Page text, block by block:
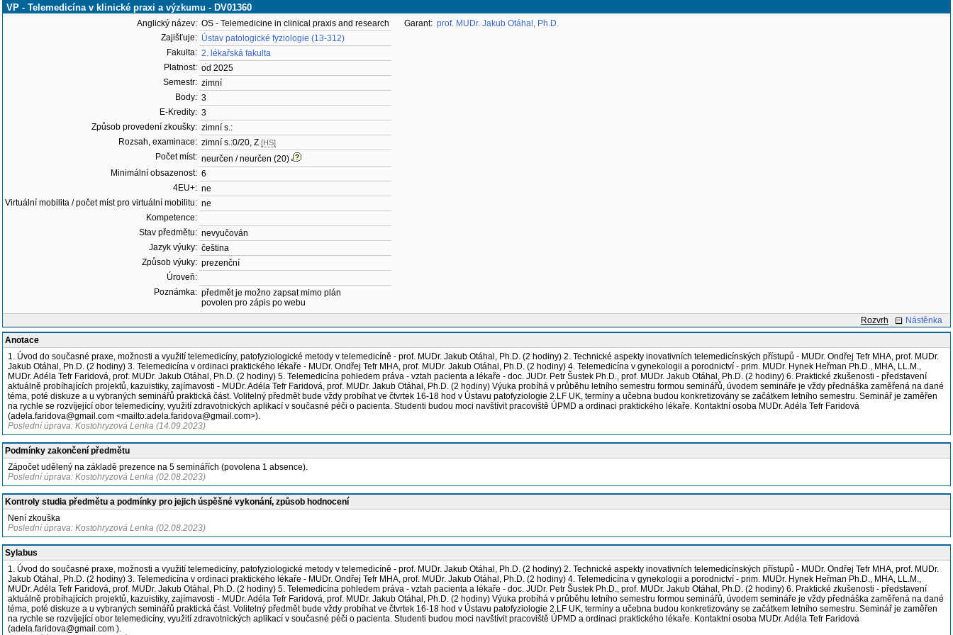
VP - Telemedicína v klinické praxi a výzkumu - DV01360
Anglický název: OS - Telemedicine in clinical praxis and research
Zajišťuje: Ústav patologické fyziologie (13-312)
Fakulta: 2. lékařská fakulta
Platnost: od 2025
Semestr: zimní
Body: 3
E-Kredity: 3
Způsob provedení zkoušky: zimní s.:
Rozsah, examinace: zimní s.:0/20, Z [HS]
Počet míst: neurčen / neurčen (20)
Minimální obsazenost: 6
4EU+: ne
Virtuální mobilita / počet míst pro virtuální mobilitu: ne
Kompetence:
Stav předmětu: nevyučován
Jazyk výuky: čeština
Způsob výuky: prezenční
Úroveň:
Poznámka: předmět je možno zapsat mimo plán
povolen pro zápis po webu
Garant: prof. MUDr. Jakub Otáhal, Ph.D.
Rozvrh
Nástěnka
Anotace
1. Úvod do současné praxe, možnosti a využití telemedicíny, patofyziologické metody v telemedicíně - prof. MUDr. Jakub Otáhal, Ph.D. (2 hodiny) 2. Technické aspekty inovativních telemedicínských přístupů - MUDr. Ondřej Tefr MHA, prof. MUDr.
Jakub Otáhal, Ph.D. (2 hodiny) 3. Telemedicína v ordinaci praktického lékaře - MUDr. Ondřej Tefr MHA, prof. MUDr. Jakub Otáhal, Ph.D. (2 hodiny) 4. Telemedicína v gynekologii a porodnictví - prim. MUDr. Hynek Heřman Ph.D., MHA, LL.M.,
MUDr. Adéla Tefr Faridová, prof. MUDr. Jakub Otáhal, Ph.D. (2 hodiny) 5. Telemedicína pohledem práva - vztah pacienta a lékaře - doc. JUDr. Petr Šustek Ph.D., prof. MUDr. Jakub Otáhal, Ph.D. (2 hodiny) 6. Praktické zkušenosti - představení
aktuálně probíhajících projektů, kazuistiky, zajímavosti - MUDr. Adéla Tefr Faridová, prof. MUDr. Jakub Otáhal, Ph.D. (2 hodiny) Výuka probíhá v průběhu letního semestru formou seminářů, úvodem semináře je vždy přednáška zaměřená na dané
téma, poté diskuze a u vybraných seminářů praktická část. Volitelný předmět bude vždy probíhat ve čtvrtek 16-18 hod v Ústavu patofyziologie 2.LF UK, termíny a učebna budou konkretizovány se začátkem letního semestru. Seminář je zaměřen
na rychle se rozvíjející obor telemedicíny, využití zdravotnických aplikací v současné péči o pacienta. Studenti budou moci navštívit pracoviště ÚPMD a ordinaci praktického lékaře. Kontaktní osoba MUDr. Adéla Tefr Faridová
(adela.faridova@gmail.com <mailto:adela.faridova@gmail.com>).
Poslední úprava: Kostohryzová Lenka (14.09.2023)
Podmínky zakončení předmětu
Zápočet udělený na základě prezence na 5 seminářích (povolena 1 absence).
Poslední úprava: Kostohryzová Lenka (02.08.2023)
Kontroly studia předmětu a podmínky pro jejich úspěšné vykonání, způsob hodnocení
Není zkouška
Poslední úprava: Kostohryzová Lenka (02.08.2023)
Sylabus
1. Úvod do současné praxe, možnosti a využití telemedicíny, patofyziologické metody v telemedicíně - prof. MUDr. Jakub Otáhal, Ph.D. (2 hodiny) 2. Technické aspekty inovativních telemedicínských přístupů - MUDr. Ondřej Tefr MHA, prof. MUDr.
Jakub Otáhal, Ph.D. (2 hodiny) 3. Telemedicína v ordinaci praktického lékaře - MUDr. Ondřej Tefr MHA, prof. MUDr. Jakub Otáhal, Ph.D. (2 hodiny) 4. Telemedicína v gynekologii a porodnictví - prim. MUDr. Hynek Heřman Ph.D., MHA, LL.M.,
MUDr. Adéla Tefr Faridová, prof. MUDr. Jakub Otáhal, Ph.D. (2 hodiny) 5. Telemedicína pohledem práva - vztah pacienta a lékaře - doc. JUDr. Petr Šustek Ph.D., prof. MUDr. Jakub Otáhal, Ph.D. (2 hodiny) 6. Praktické zkušenosti - představení
aktuálně probíhajících projektů, kazuistiky, zajímavosti - MUDr. Adéla Tefr Faridová, prof. MUDr. Jakub Otáhal, Ph.D. (2 hodiny) Výuka probíhá v průběhu letního semestru formou seminářů, úvodem semináře je vždy přednáška zaměřená na dané
téma, poté diskuze a u vybraných seminářů praktická část. Volitelný předmět bude vždy probíhat ve čtvrtek 16-18 hod v Ústavu patofyziologie 2.LF UK, termíny a učebna budou konkretizovány se začátkem letního semestru. Seminář je zaměřen
na rychle se rozvíjející obor telemedicíny, využití zdravotnických aplikací v současné péči o pacienta. Studenti budou moci navštívit pracoviště ÚPMD a ordinaci praktického lékaře. Kontaktní osoba MUDr. Adéla Tefr Faridová
(adela.faridova@gmail.com ).